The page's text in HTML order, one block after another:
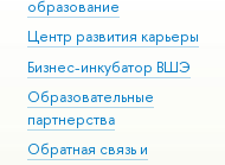
образование
Центр развития карьеры
Бизнес-инкубатор ВШЭ
Образовательные
партнерства
Обратная связь и